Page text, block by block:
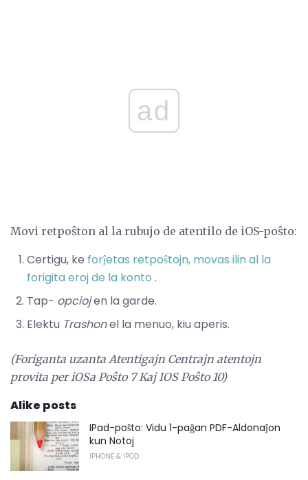
ad
Movi retpoŝton al la rubujo de atentilo de iOS-poŝto:
Certigu, ke forĵetas retpoŝtojn, movas ilin al la
forigita eroj de la konto .
Tap- opciojen la garde.
Elektu Trashonel la menuo, kiu aperis.
(Foriganta uzanta Atentigajn Centrajn atentojn
provita per iOSa Poŝto 7 Kaj IOS Poŝto 10)
Alike posts
IPad-poŝto: Vidu 1-paĝan PDF-Aldonaĵon
kun Notoj
IPHONE & IPOD